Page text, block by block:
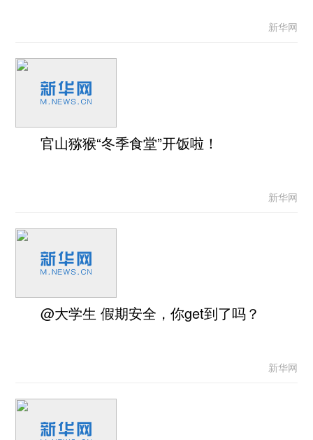
新华网
官山猕猴“冬季食堂”开饭啦！
新华网
@大学生 假期安全，你get到了吗？
新华网